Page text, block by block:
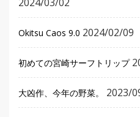
Okitsu Caos 9.0 2024/02/09
初めての宮崎サーフトリップ
大凶作、今年の野菜。 2023/